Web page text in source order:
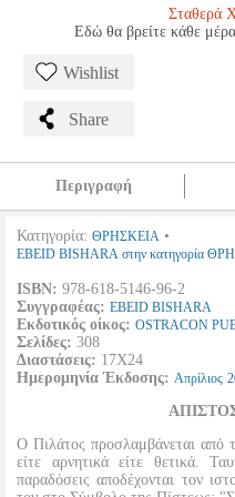
Σταθερά
Εδώ θα βρείτε κάθε μέρα
Wishlist
Share
Περιγραφή
Κατηγορία: ΘΡΗΣΚΕΙΑ •
EBEID BISHARA στην κατηγορία
ISBN: 978-618-5146-96-2
Συγγραφέας: EBEID BISHARA
Εκδοτικός οίκος: OSTRACON
Σελίδες: 308
Διαστάσεις: 17Χ24
Ημερομηνία Έκδοσης: Απρίλιος
Ο Πιλάτος προσλαμβάνεται από
είτε αρνητικά είτε θετικά.
παραδόσεις αποδέχονται τον